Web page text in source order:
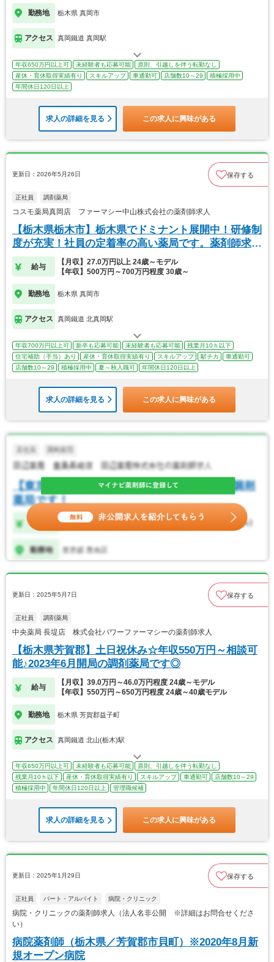
勤務地 栃木県 真岡市
アクセス 真岡鐵道 真岡駅
年収650万円以上可 未経験者も応募可能
原則、引越しを伴う転勤なし
産休・育休取得実績有り
スキルアップ 車通勤可 店舗数10～29
積極採用中
年間休日120日以上
求人の詳細を見る この求人に興味がある
更新日：2026年5月26日 保存する
正社員 調剤薬局
コスモ薬局真岡店 ファーマシー中山株式会社の薬剤師求人
【栃木県栃木市】栃木県でドミナント展開中！研修制
度が充実！社員の定着率の高い薬局です。薬剤師求
人。
給与
【月収】27.0万円以上 24歳～モデル
【年収】500万円～700万円程度 30歳～
勤務地 栃木県 真岡市
アクセス 真岡鐵道 北真岡駅
年収700万円以上可 新卒も応募可能 未経験者も応募可能
残業月10ｈ以下
住宅補助（手当）あり
産休・育休取得実績有り スキルアップ 駅チカ
車通勤可
店舗数10～29
積極採用中 夏～秋入職可 年間休日120日以上
求人の詳細を見る この求人に興味がある
更新日：2025年5月7日 保存する
正社員 調剤薬局
中央薬局 長堤店 株式会社パワーファーマシーの薬剤師求人
【栃木県芳賀郡】土日祝休み☆年収550万円～相談可
能♪2023年6月開局の調剤薬局です◎
給与
【月収】39.0万円～46.0万円程度 24歳～モデル
【年収】550万円～650万円程度 24歳～40歳モデル
勤務地 栃木県 芳賀郡益子町
アクセス 真岡鐵道 北山(栃木)駅
年収650万円以上可 未経験者も応募可能
原則、引越しを伴う転勤なし
残業月10ｈ以下
産休・育休取得実績有り スキルアップ 車通勤可
店舗数10～29
積極採用中
年間休日120日以上 管理職候補
求人の詳細を見る この求人に興味がある
更新日：2025年1月29日 保存する
正社員 パート・アルバイト 病院・クリニック
病院・クリニックの薬剤師求人（法人名非公開 ※詳細はお問合せくださ
い）
病院薬剤師（栃木県／芳賀郡市貝町）※2020年8月新
規オープン病院